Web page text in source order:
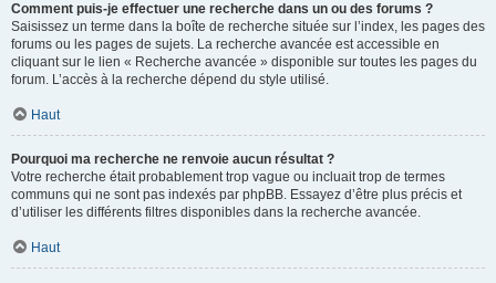
Comment puis-je effectuer une recherche dans un ou des forums ?
Saisissez un terme dans la boîte de recherche située sur l’index, les pages des
forums ou les pages de sujets. La recherche avancée est accessible en
cliquant sur le lien « Recherche avancée » disponible sur toutes les pages du
forum. L’accès à la recherche dépend du style utilisé.
Haut
Pourquoi ma recherche ne renvoie aucun résultat ?
Votre recherche était probablement trop vague ou incluait trop de termes
communs qui ne sont pas indexés par phpBB. Essayez d’être plus précis et
d’utiliser les différents filtres disponibles dans la recherche avancée.
Haut